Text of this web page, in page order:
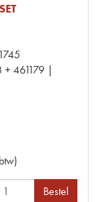
461179 |
Bestel